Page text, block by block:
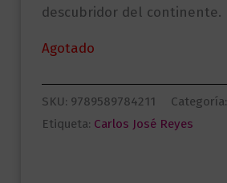
descubridor del continente.
Agotado
SKU: 9789589784211 Categoría:
Etiqueta: Carlos José Reyes